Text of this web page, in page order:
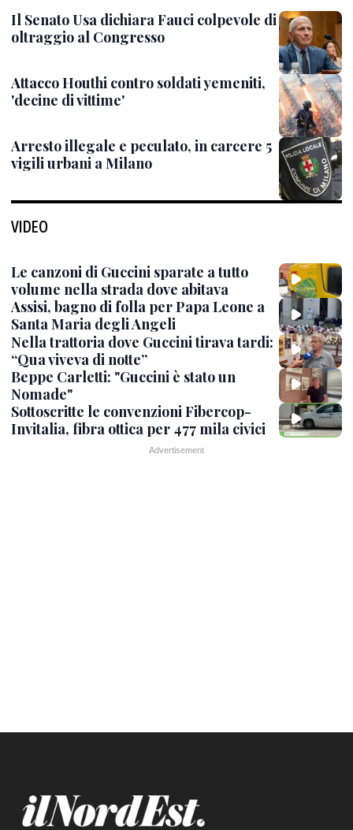
Il Senato Usa dichiara Fauci colpevole di
oltraggio al Congresso
Attacco Houthi contro soldati yemeniti,
'decine di vittime'
Arresto illegale e peculato, in carcere 5
vigili urbani a Milano
VIDEO
Le canzoni di Guccini sparate a tutto
volume nella strada dove abitava
Assisi, bagno di folla per Papa Leone a
Santa Maria degli Angeli
Nella trattoria dove Guccini tirava tardi:
“Qua viveva di notte”
Beppe Carletti: "Guccini è stato un
Nomade"
Sottoscritte le convenzioni Fibercop-
Invitalia, fibra ottica per 477 mila civici